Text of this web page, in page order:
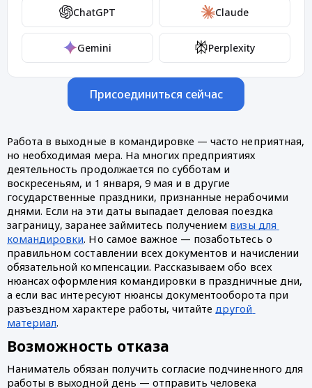
ChatGPT
Claude
Gemini Perplexity
Присоединиться сейчас
Работа в выходные в командировке — часто неприятная,
но необходимая мера. На многих предприятиях
деятельность продолжается по субботам и
воскресеньям, и 1 января, 9 мая и в другие
государственные праздники, признанные нерабочими
днями. Если на эти даты выпадает деловая поездка
заграницу, заранее займитесь получением визы для
командировки. Но самое важное — позаботьтесь о
правильном составлении всех документов и начислении
обязательной компенсации. Рассказываем обо всех
нюансах оформления командировки в праздничные дни,
а если вас интересуют нюансы документооборота при
разъездном характере работы, читайте другой
материал.
Возможность отказа
Наниматель обязан получить согласие подчиненного для
работы в выходной день — отправить человека